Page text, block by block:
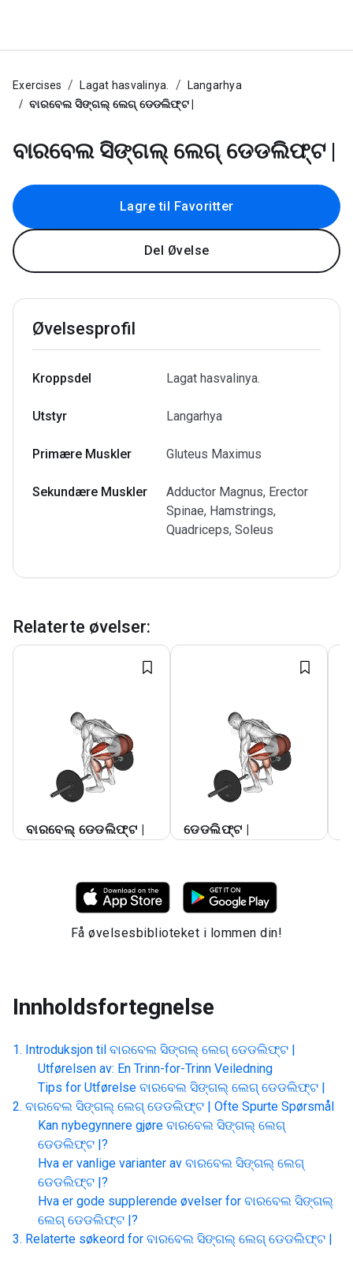
Exercises Lagat hasvalinya.
Langarhya
ବାରବେଲ ସିଙ୍ଗଲ୍ ଲେଗ୍ ଡେଡଲିଫ୍ଟ |
ବାରବେଲ ସିଙ୍ଗଲ୍ ଲେଗ୍ ଡେଡଲିଫ୍ଟ |
Lagre til Favoritter
Del Øvelse
Øvelsesprofil
Kroppsdel Lagat hasvalinya.
Utstyr Langarhya
Primære Muskler Gluteus Maximus
Sekundære Muskler
Adductor Magnus, Erector
Spinae, Hamstrings,
Quadriceps, Soleus
Relaterte øvelser:
ବାରବେଲ୍ ଡେଡଲିଫ୍ଟ | ଡେଡଲିଫ୍ଟ |
Få øvelsesbiblioteket i lommen din!
Innholdsfortegnelse
Introduksjon til ବାରବେଲ ସିଙ୍ଗଲ୍ ଲେଗ୍ ଡେଡଲିଫ୍ଟ |
Utførelsen av: En Trinn-for-Trinn Veiledning
Tips for Utførelse ବାରବେଲ ସିଙ୍ଗଲ୍ ଲେଗ୍ ଡେଡଲିଫ୍ଟ |
ବାରବେଲ ସିଙ୍ଗଲ୍ ଲେଗ୍ ଡେଡଲିଫ୍ଟ | Ofte Spurte Spørsmål
Kan nybegynnere gjøre ବାରବେଲ ସିଙ୍ଗଲ୍ ଲେଗ୍
ଡେଡଲିଫ୍ଟ |?
Hva er vanlige varianter av ବାରବେଲ ସିଙ୍ଗଲ୍ ଲେଗ୍
ଡେଡଲିଫ୍ଟ |?
Hva er gode supplerende øvelser for ବାରବେଲ ସିଙ୍ଗଲ୍
ଲେଗ୍ ଡେଡଲିଫ୍ଟ |?
Relaterte søkeord for ବାରବେଲ ସିଙ୍ଗଲ୍ ଲେଗ୍ ଡେଡଲିଫ୍ଟ |